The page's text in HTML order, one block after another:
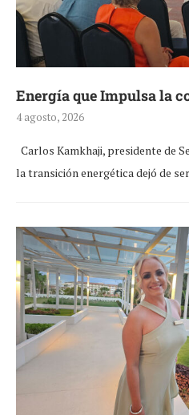
Energía que Impulsa la
4 agosto, 2026
Carlos Kamkhaji, presidente de
la transición energética dejó de